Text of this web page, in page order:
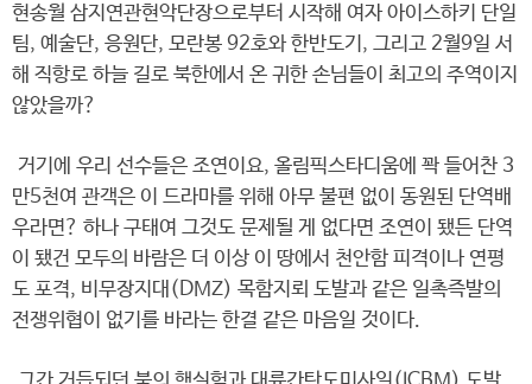
현송월 삼지연관현악단장으로부터 시작해 여자 아이스하키 단일
팀, 예술단, 응원단, 모란봉 92호와 한반도기, 그리고 2월9일 서
해 직항로 하늘 길로 북한에서 온 귀한 손님들이 최고의 주역이지
않았을까?
거기에 우리 선수들은 조연이요, 올림픽스타디움에 꽉 들어찬 3
만5천여 관객은 이 드라마를 위해 아무 불편 없이 동원된 단역배
우라면? 하나 구태여 그것도 문제될 게 없다면 조연이 됐든 단역
이 됐건 모두의 바람은 더 이상 이 땅에서 천안함 피격이나 연평
도 포격, 비무장지대(DMZ) 목함지뢰 도발과 같은 일촉즉발의
전쟁위협이 없기를 바라는 한결 같은 마음일 것이다.